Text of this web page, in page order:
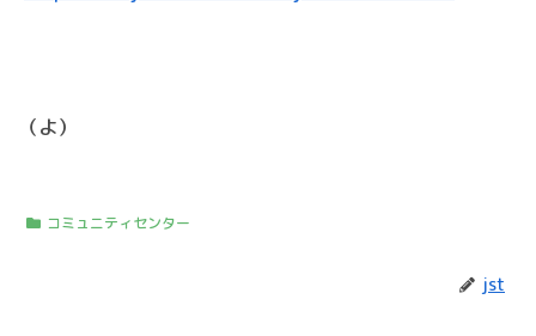
（よ）
コミュニティセンター
jst